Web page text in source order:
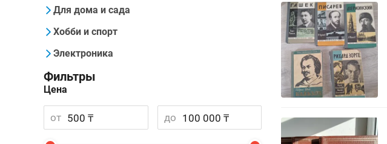
Для дома и сада
Хобби и спорт
Электроника
Фильтры
Цена
от до